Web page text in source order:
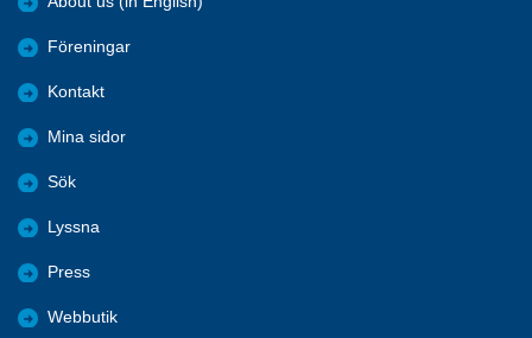
Föreningar
Kontakt
Mina sidor
Sök
Lyssna
Press
Webbutik